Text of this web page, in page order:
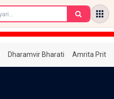
Dharamvir Bharati Amrita